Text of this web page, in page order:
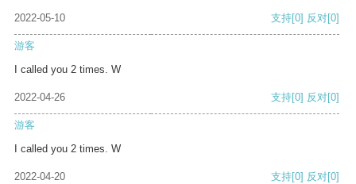
2022-05-10 支持[0] 反对[0]
游客
I called you 2 times. W
2022-04-26 支持[0] 反对[0]
游客
I called you 2 times. W
2022-04-20 支持[0] 反对[0]